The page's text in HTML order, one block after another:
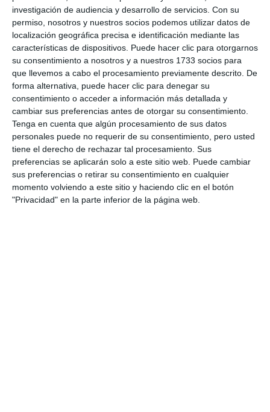
investigación de audiencia y desarrollo de servicios. Con su
permiso, nosotros y nuestros socios podemos utilizar datos de
localización geográfica precisa e identificación mediante las
características de dispositivos. Puede hacer clic para otorgarnos
su consentimiento a nosotros y a nuestros 1733 socios para
que llevemos a cabo el procesamiento previamente descrito. De
forma alternativa, puede hacer clic para denegar su
consentimiento o acceder a información más detallada y
cambiar sus preferencias antes de otorgar su consentimiento.
Tenga en cuenta que algún procesamiento de sus datos
personales puede no requerir de su consentimiento, pero usted
tiene el derecho de rechazar tal procesamiento. Sus
preferencias se aplicarán solo a este sitio web. Puede cambiar
sus preferencias o retirar su consentimiento en cualquier
momento volviendo a este sitio y haciendo clic en el botón
"Privacidad" en la parte inferior de la página web.